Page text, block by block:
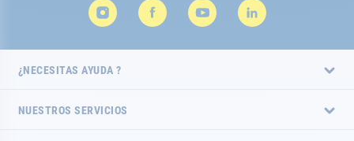
¿NECESITAS AYUDA ?
NUESTROS SERVICIOS